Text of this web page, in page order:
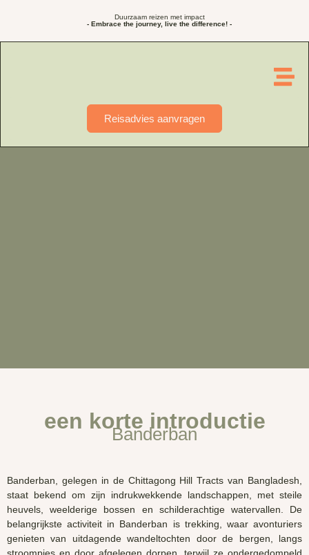
Duurzaam reizen met impact
- Embrace the journey, live the difference! -
Reisadvies aanvragen
een korte introductie
Banderban
Banderban, gelegen in de Chittagong HillTracts van Bangladesh,
staat bekend om zijn indrukwekkende landschappen, met steile
heuvels, weelderige bossen en schilderachtige watervallen. De
belangrijkste activiteit in Banderban is trekking, waar avonturiers
genieten van uitdagende wandeltochten door de bergen, langs